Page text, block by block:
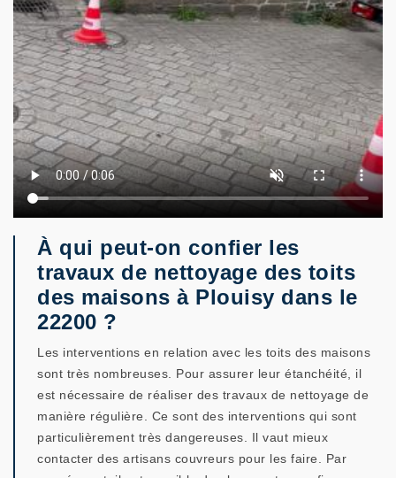
À qui peut-on confier les
travaux de nettoyage des toits
des maisons à Plouisy dans le
22200 ?
Les interventions en relation avec les toits des maisons
sont très nombreuses. Pour assurer leur étanchéité, il
est nécessaire de réaliser des travaux de nettoyage de
manière régulière. Ce sont des interventions qui sont
particulièrement très dangereuses. Il vaut mieux
contacter des artisans couvreurs pour les faire. Par